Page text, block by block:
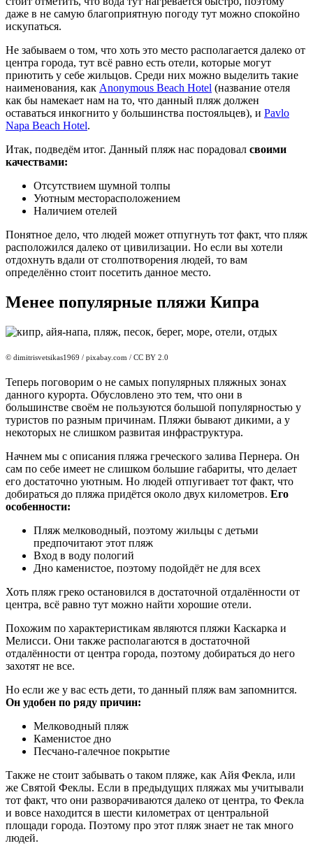
даже в не самую благоприятную погоду тут можно спокойно
искупаться.
Не забываем о том, что хоть это место располагается далеко от
центра города, тут всё равно есть отели, которые могут
приютить у себе жильцов. Среди них можно выделить такие
наименования, как Anonymous Beach Hotel (название отеля
как бы намекает нам на то, что данный пляж должен
оставаться инкогнито у большинства постояльцев), и Pavlo
Napa Beach Hotel.
Итак, подведём итог. Данный пляж нас порадовал своими
качествами:
Отсутствием шумной толпы
Уютным месторасположением
Наличием отелей
Понятное дело, что людей может отпугнуть тот факт, что пляж
расположился далеко от цивилизации. Но если вы хотели
отдохнуть вдали от столпотворения людей, то вам
определённо стоит посетить данное место.
Менее популярные пляжи Кипра
© dimitrisvetsikas1969 / pixabay.com / CC BY 2.0
Теперь поговорим о не самых популярных пляжных зонах
данного курорта. Обусловлено это тем, что они в
большинстве своём не пользуются большой популярностью у
туристов по разным причинам. Пляжи бывают дикими, а у
некоторых не слишком развитая инфраструктура.
Начнем мы с описания пляжа греческого залива Пернера. Он
сам по себе имеет не слишком большие габариты, что делает
его достаточно уютным. Но людей отпугивает тот факт, что
добираться до пляжа придётся около двух километров. Его
особенности:
Пляж мелководный, поэтому жильцы с детьми
предпочитают этот пляж
Вход в воду пологий
Дно каменистое, поэтому подойдёт не для всех
Хоть пляж греко остановился в достаточной отдалённости от
центра, всё равно тут можно найти хорошие отели.
Похожим по характеристикам являются пляжи Каскарка и
Мелисси. Они также располагаются в достаточной
отдалённости от центра города, поэтому добираться до него
захотят не все.
Но если же у вас есть дети, то данный пляж вам запомнится.
Он удобен по ряду причин:
Мелководный пляж
Каменистое дно
Песчано-галечное покрытие
Также не стоит забывать о таком пляже, как Айя Фекла, или
же Святой Феклы. Если в предыдущих пляжах мы учитывали
тот факт, что они разворачиваются далеко от центра, то Фекла
и вовсе находится в шести километрах от центральной
площади города. Поэтому про этот пляж знает не так много
людей.